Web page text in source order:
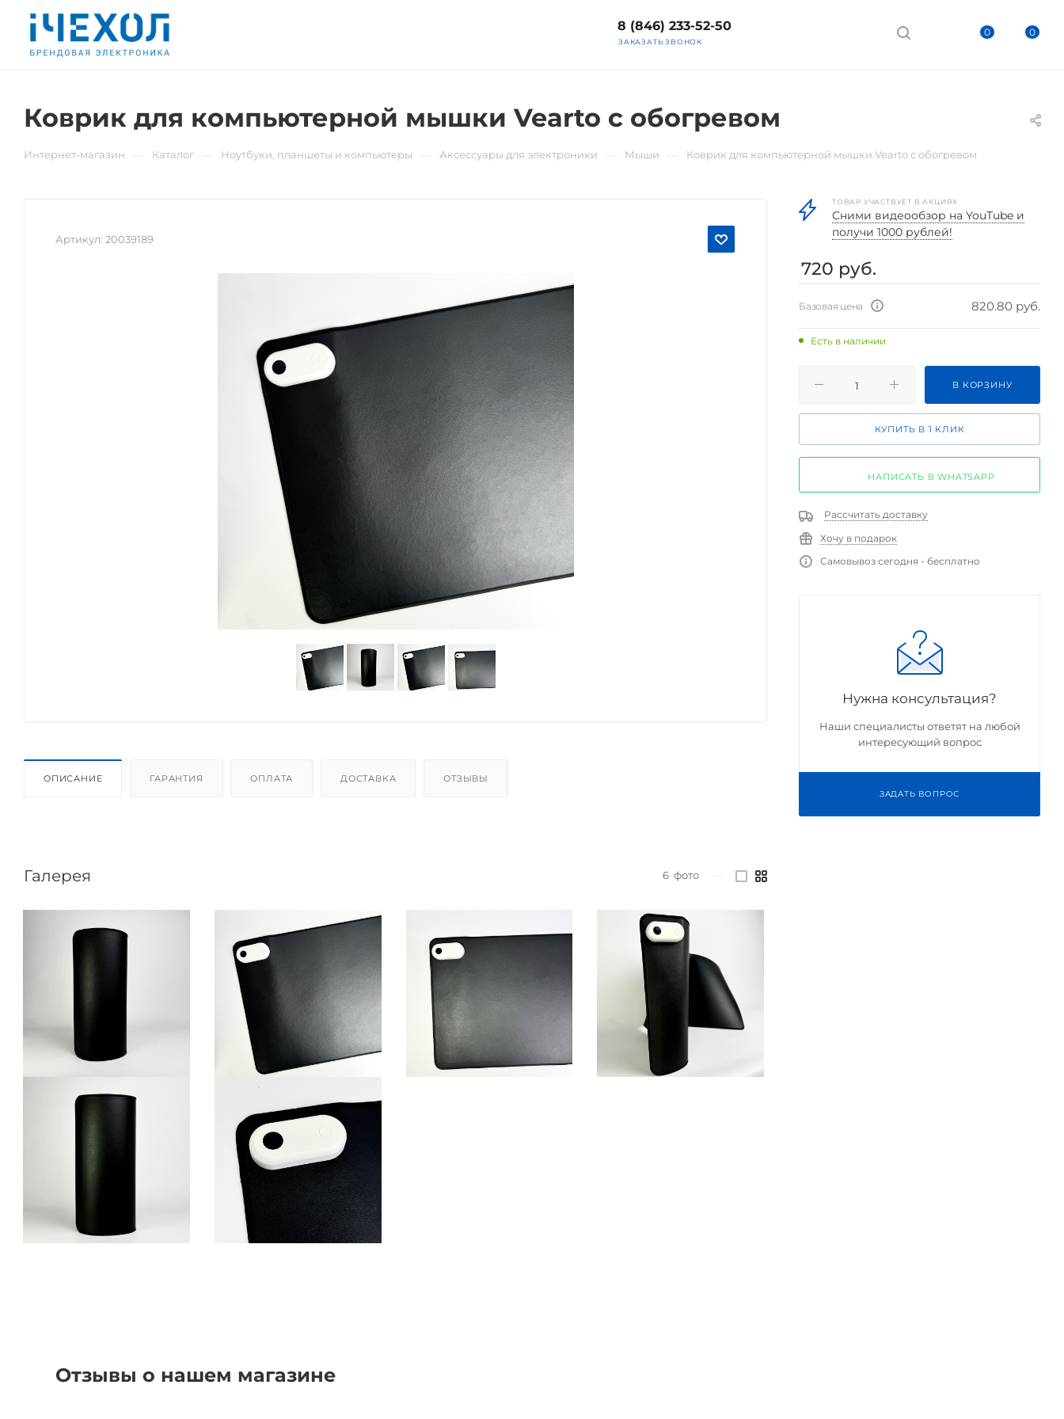
0 0
8 (846) 233-52-50
ЗАКАЗАТЬ ЗВОНОК
Коврик для компьютерной мышки Vearto с обогревом
Интернет-магазин Каталог Ноутбуки, планшеты и компьютеры Аксессуары для электроники Мыши Коврик для компьютерной мышки Vearto с обогревом
Артикул: 20039189
ОПИСАНИЕ ГАРАНТИЯ ОПЛАТА ДОСТАВКА ОТЗЫВЫ
Галерея 6 фото
ТОВАР УЧАСТВУЕТ В АКЦИЯХ
Cними видеообзор на YouTube и
получи 1000 рублей!
720 руб.
Базовая цена 820.80 руб.
Есть в наличии
В КОРЗИНУ
КУПИТЬ В 1 КЛИК
НАПИСАТЬ В WHATSAPP
Рассчитать доставку
Хочу в подарок
Самовывоз сегодня - бесплатно
Нужна консультация?
Наши специалисты ответят на любой
интересующий вопрос
ЗАДАТЬ ВОПРОС
Отзывы о нашем магазине